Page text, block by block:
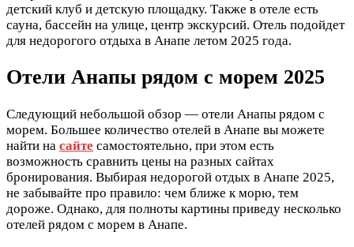
детский клуб и детскую площадку. Также в отеле есть
сауна, бассейн на улице, центр экскурсий. Отель подойдет
для недорогого отдыха в Анапе летом 2025 года.
Отели Анапы рядом с морем 2025
Следующий небольшой обзор — отели Анапы рядом с
морем. Большее количество отелей в Анапе вы можете
найти на сайте самостоятельно, при этом есть
возможность сравнить цены на разных сайтах
бронирования. Выбирая недорогой отдых в Анапе 2025,
не забывайте про правило: чем ближе к морю, тем
дороже. Однако, для полноты картины приведу несколько
отелей рядом с морем в Анапе.